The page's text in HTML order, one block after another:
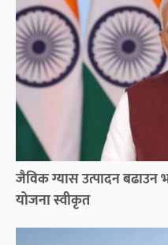
जैविक ग्यास उत्पादन बढाउन
योजना स्वीकृत